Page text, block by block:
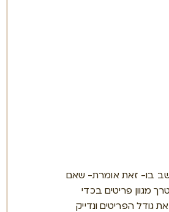
בו- זאת אומרת- שאם
מגוון פריטים בכדי
גודל הפריטים ונדייק